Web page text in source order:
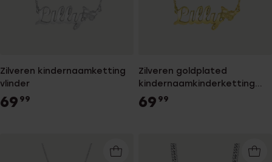
Zilveren kindernaamketting
vlinder
69 99
Zilveren goldplated
kindernaamkinderketting
met hanger vlinder
69 99